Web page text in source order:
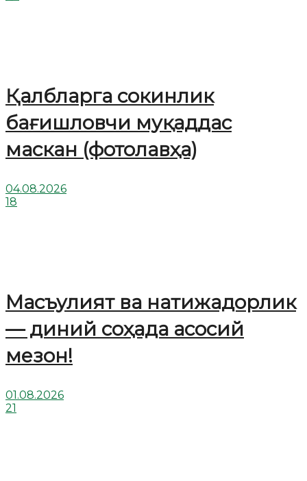
Қалбларга сокинлик
бағишловчи муқаддас
маскан (фотолавҳа)
04.08.2026
18
Масъулият ва натижадорлик
— диний соҳада асосий
мезон!
01.08.2026
21